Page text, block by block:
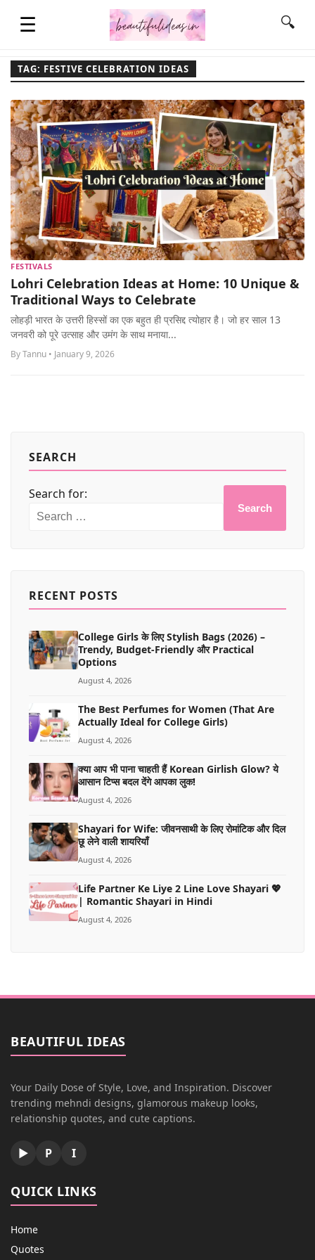
☰
QUOTES
LIFESTYLE
FASHION & STYLE
CONTACT NAME IDEAS
MORE
🔍
TAG: FESTIVE CELEBRATION IDEAS
FESTIVALS
Lohri Celebration Ideas at Home: 10 Unique &
Traditional Ways to Celebrate
लोहड़ी भारत के उत्तरी हिस्सों का एक बहुत ही प्रसिद्द त्योहार है। जो हर साल 13
जनवरी को पूरे उत्साह और उमंग के साथ मनाया...
By Tannu • January 9, 2026
SEARCH
Search for:
Search
RECENT POSTS
College Girls के लिए Stylish Bags (2026) –
Trendy, Budget-Friendly और Practical
Options
August 4, 2026
The Best Perfumes for Women (That Are
Actually Ideal for College Girls)
August 4, 2026
क्या आप भी पाना चाहती हैं Korean Girlish Glow? ये
आसान टिप्स बदल देंगे आपका लुक!
August 4, 2026
Shayari for Wife: जीवनसाथी के लिए रोमांटिक और दिल
छू लेने वाली शायरियाँ
August 4, 2026
Life Partner Ke Liye 2 Line Love Shayari 💖
| Romantic Shayari in Hindi
August 4, 2026
BEAUTIFUL IDEAS
Your Daily Dose of Style, Love, and Inspiration. Discover
trending mehndi designs, glamorous makeup looks,
relationship quotes, and cute captions.
▶ P I
QUICK LINKS
Home
Quotes